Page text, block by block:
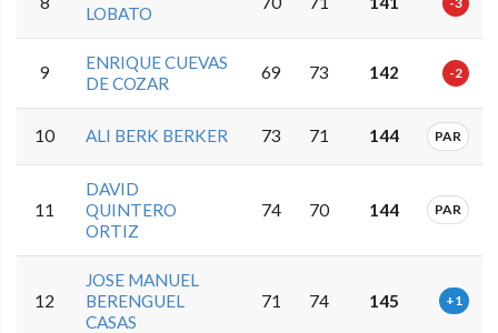
LOBATO
9
ENRIQUE CUEVAS
DE COZAR
69 73 142 -2
10 ALI BERK BERKER 73 71 144 PAR
11
DAVID
QUINTERO
ORTIZ
74 70 144 PAR
12
JOSE MANUEL
BERENGUEL
CASAS
71 74 145 +1